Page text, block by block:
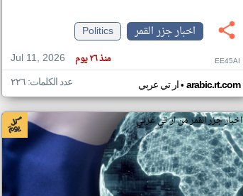
اخبار جزر القمر
Politics
Jul 11, 2026
منذ ٢٦ يوم EE45AI
ار تي عربي• arabic.rt.com عدد الكلمات: ٢٢٦
اخبار جزر القمر من ار تي عربي